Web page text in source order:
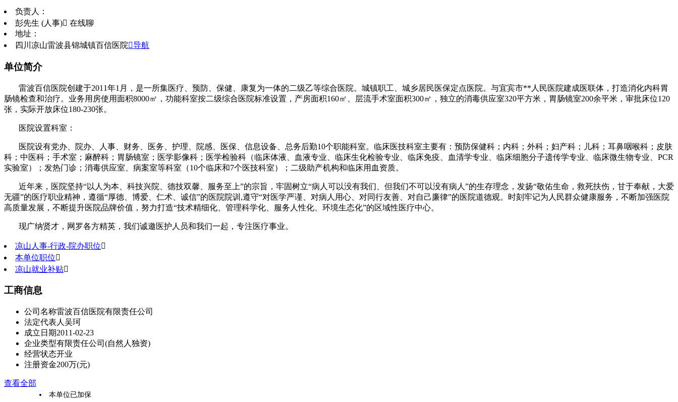
负责人：
彭先生 (人事) 在线聊
地址：
四川凉山雷波县锦城镇百信医院导航
单位简介
雷波百信医院创建于2011年1月，是一所集医疗、预防、保健、康复为一体的二级乙等综合医院。城镇职工、城乡居民医保定点医院。与宜宾市**人民医院建成医联体，打造消化内科胃
肠镜检查和治疗。业务用房使用面积8000㎡，功能科室按二级综合医院标准设置，产房面积160㎡、层流手术室面积300㎡，独立的消毒供应室320平方米，胃肠镜室200余平米，审批床位120
张，实际开放床位180-230张。
医院设置科室：
医院设有党办、院办、人事、财务、医务、护理、院感、医保、信息设备、总务后勤10个职能科室。临床医技科室主要有：预防保健科；内科；外科；妇产科；儿科；耳鼻咽喉科；皮肤
科；中医科；手术室；麻醉科；胃肠镜室；医学影像科；医学检验科（临床体液、血液专业、临床生化检验专业、临床免疫、血清学专业、临床细胞分子遗传学专业、临床微生物专业、PCR
实验室）；发热门诊；消毒供应室、病案室等科室（10个临床和7个医技科室）；二级助产机构和临床用血资质。
近年来，医院坚持“以人为本、科技兴院、德技双馨、服务至上”的宗旨，牢固树立“病人可以没有我们、但我们不可以没有病人”的生存理念，发扬“敬佑生命，救死扶伤，甘于奉献，大爱
无疆”的医疗职业精神，遵循“厚德、博爱、仁术、诚信”的医院院训,遵守“对医学严谨、对病人用心、对同行友善、对自己廉律”的医院道德观。时刻牢记为人民群众健康服务，不断加强医院
高质量发展，不断提升医院品牌价值，努力打造“技术精细化、管理科学化、服务人性化、环境生态化”的区域性医疗中心。
现广纳贤才，网罗各方精英，我们诚邀医护人员和我们一起，专注医疗事业。
凉山人事-行政-院办职位
本单位职位
凉山就业补贴
工商信息
公司名称雷波百信医院有限责任公司
法定代表人 吴珂
成立日期2011-02-23
企业类型有限责任公司(自然人独资)
经营状态开业
注册资金200万(元)
查看全部
本单位已加保